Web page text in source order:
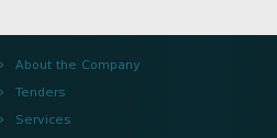
About the Company
Tenders
Services